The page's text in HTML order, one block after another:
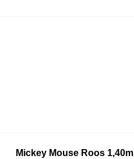
Mickey Mouse Roos 1,40m